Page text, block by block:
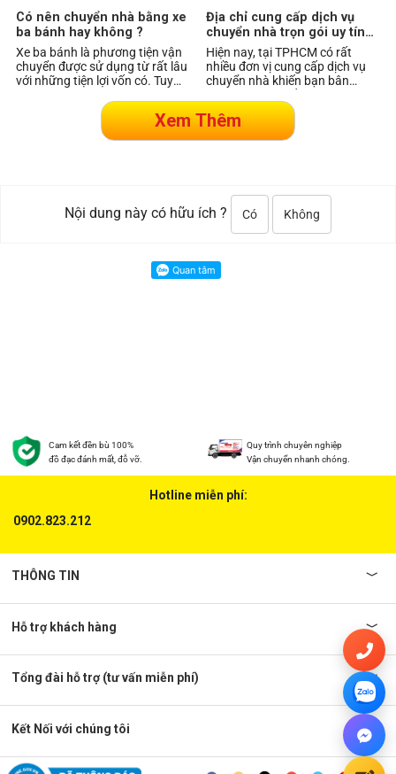
Có nên chuyển nhà bằng xe
ba bánh hay không ?
Xe ba bánh là phương tiện vận
chuyển được sử dụng từ rất lâu
với những tiện lợi vốn có. Tuy
Địa chỉ cung cấp dịch vụ
chuyển nhà trọn gói uy tín
tại TPHCM
Hiện nay, tại TPHCM có rất
nhiều đơn vị cung cấp dịch vụ
chuyển nhà khiến bạn bân
khuân không biết chọn đơn vị
nào uy tín, hãy cùn
Nội dung này có hữu ích ? Có Không
Cam kết đền bù 100%
đồ đạc đánh mất, đỗ vỡ.
Quy trình chuyên nghiệp
Vận chuyển nhanh chóng.
Hotline miễn phí:
0902.823.212
THÔNG TIN
Hỗ trợ khách hàng
Tổng đài hỗ trợ (tư vấn miễn phí)
Kết Nối với chúng tôi